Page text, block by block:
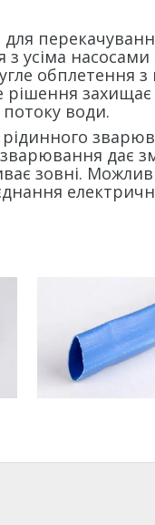
з усіма
обплетення
води.
рідинного
зварювання дає
зовні.